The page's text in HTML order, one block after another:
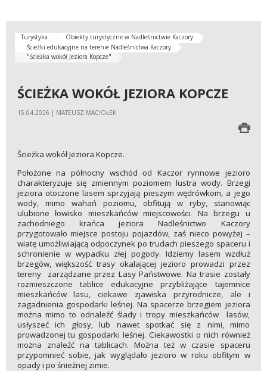
Turystyka
Obiekty turystyczne w Nadleśnictwie Kaczory
Ścieżki edukacyjne na terenie Nadleśnictwa Kaczory
"Ścieżka wokół Jeziora Kopcze"
ŚCIEŻKA WOKÓŁ JEZIORA KOPCZE
15.04.2026 | MATEUSZ MACIOŁEK
Ścieżka wokół Jeziora Kopcze.
Położone na północny wschód od Kaczor rynnowe jezioro
charakteryzuje się zmiennym poziomem lustra wody. Brzegi
jeziora otoczone lasem sprzyjają pieszym wędrówkom, a jego
wody, mimo wahań poziomu, obfitują w ryby, stanowiąc
ulubione łowisko mieszkańców miejscowości. Na brzegu u
zachodniego krańca jeziora Nadleśnictwo Kaczory
przygotowało miejsce postoju pojazdów, zaś nieco powyżej –
wiatę umożliwiającą odpoczynek po trudach pieszego spaceru i
schronienie w wypadku złej pogody. Idziemy lasem wzdłuż
brzegów, większość trasy okalającej jezioro prowadzi przez
tereny zarządzane przez Lasy Państwowe. Na trasie zostały
rozmieszczone tablice edukacyjne przybliżające tajemnice
mieszkańców lasu, ciekawe zjawiska przyrodnicze, ale i
zagadnienia gospodarki leśnej. Na spacerze brzegiem jeziora
można mimo to odnaleźć ślady i tropy mieszkańców lasów,
usłyszeć ich głosy, lub nawet spotkać się z nimi, mimo
prowadzonej tu gospodarki leśnej. Ciekawostki o nich również
można znaleźć na tablicach. Można też w czasie spaceru
przypomnieć sobie, jak wyglądało jezioro w roku obfitym w
opady i po śnieżnej zimie.